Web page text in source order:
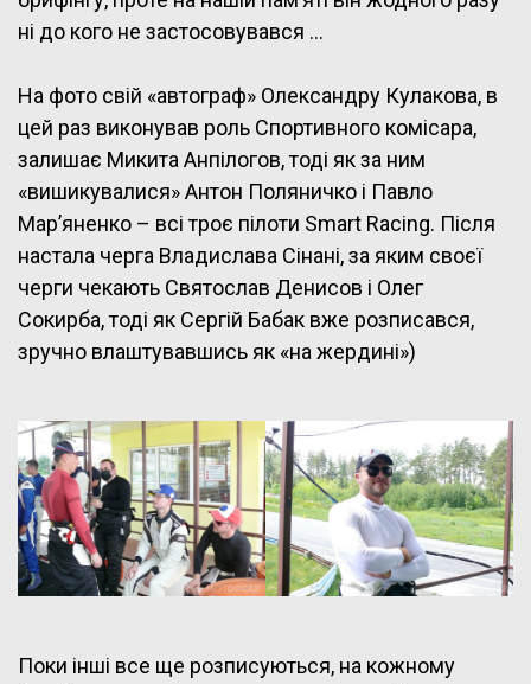
ні до кого не застосовувався …
На фото свій «автограф» Олександру Кулакова, в
цей раз виконував роль Спортивного комісара,
залишає Микита Анпілогов, тоді як за ним
«вишикувалися» Антон Поляничко і Павло
Мар’яненко – всі троє пілоти Smart Racing. Після
настала черга Владислава Сінані, за яким своєї
черги чекають Святослав Денисов і Олег
Сокирба, тоді як Сергій Бабак вже розписався,
зручно влаштувавшись як «на жердині»)
Поки інші все ще розписуються, на кожному